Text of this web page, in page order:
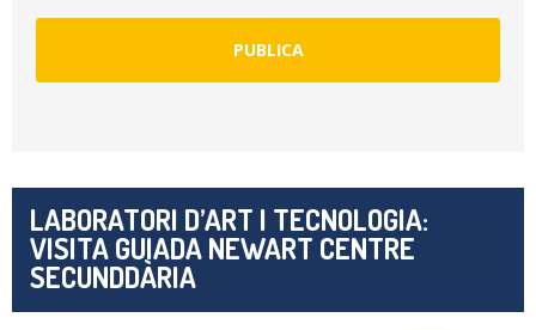
PUBLICA
LABORATORI D’ART I TECNOLOGIA:
VISITA GUIADA NEWART CENTRE
SECUNDDÀRIA